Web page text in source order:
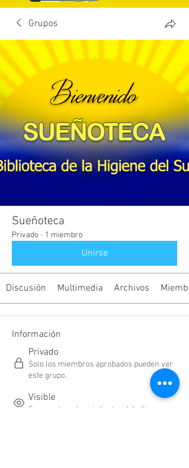
Grupos
Sueñoteca
Privado · 1 miembro
Unirse
Discusión Multimedia Archivos
Información
Privado
Solo los miembros aprobados pueden ver
este grupo.
Visible
Se muestra a los visitantes del sitio.